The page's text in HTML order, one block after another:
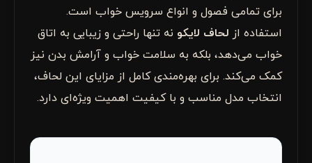
برای تمامی فصول و انواع سرویس خواب است.
استفاده از لحاف لایکو نه تنها راحتی و زیبایی به اتاق
خواب می‌دهد، بلکه به سلامت خواب و آرامش بدن نیز
کمک می‌کند. برای بهره‌مندی کامل از مزایای این لحاف،
انتخاب مدل مناسب و با کیفیت اهمیت ویژه‌ای دارد.